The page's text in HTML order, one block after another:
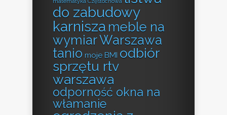
do zabudowy
karnisza meble na
wymiar Warszawa
tanio moje BMI odbiór
sprzętu rtv
warszawa
odporność okna na
włamanie